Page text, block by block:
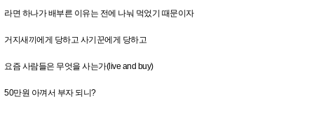
라면 하나가 배부른 이유는 전에 나눠 먹었기 때문이자
거지새끼에게 당하고 사기꾼에게 당하고
요즘 사람들은 무엇을 사는가(live and buy)
50만원 아껴서 부자 되니?